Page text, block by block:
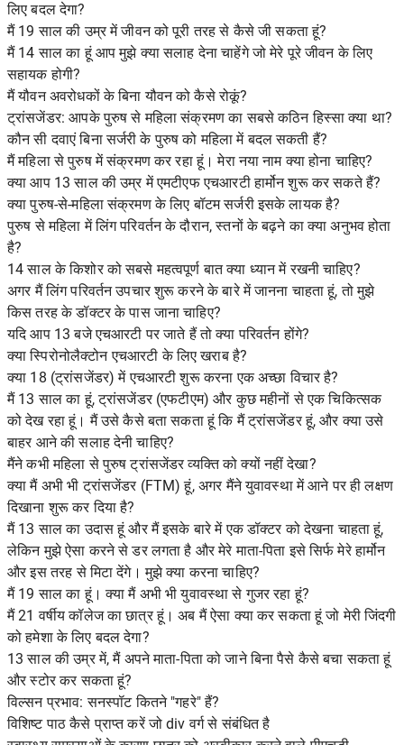
लिए बदल देगा?
मैं 19 साल की उम्र में जीवन को पूरी तरह से कैसे जी सकता हूं?
मैं 14 साल का हूं आप मुझे क्या सलाह देना चाहेंगे जो मेरे पूरे जीवन के लिए
सहायक होगी?
मैं यौवन अवरोधकों के बिना यौवन को कैसे रोकूं?
ट्रांसजेंडर: आपके पुरुष से महिला संक्रमण का सबसे कठिन हिस्सा क्या था?
कौन सी दवाएं बिना सर्जरी के पुरुष को महिला में बदल सकती हैं?
मैं महिला से पुरुष में संक्रमण कर रहा हूं। मेरा नया नाम क्या होना चाहिए?
क्या आप 13 साल की उम्र में एमटीएफ एचआरटी हार्मोन शुरू कर सकते हैं?
क्या पुरुष-से-महिला संक्रमण के लिए बॉटम सर्जरी इसके लायक है?
पुरुष से महिला में लिंग परिवर्तन के दौरान, स्तनों के बढ़ने का क्या अनुभव होता
है?
14 साल के किशोर को सबसे महत्वपूर्ण बात क्या ध्यान में रखनी चाहिए?
अगर मैं लिंग परिवर्तन उपचार शुरू करने के बारे में जानना चाहता हूं, तो मुझे
किस तरह के डॉक्टर के पास जाना चाहिए?
यदि आप 13 बजे एचआरटी पर जाते हैं तो क्या परिवर्तन होंगे?
क्या स्पिरोनोलैक्टोन एचआरटी के लिए खराब है?
क्या 18 (ट्रांसजेंडर) में एचआरटी शुरू करना एक अच्छा विचार है?
मैं 13 साल का हूं, ट्रांसजेंडर (एफटीएम) और कुछ महीनों से एक चिकित्सक
को देख रहा हूं। मैं उसे कैसे बता सकता हूं कि मैं ट्रांसजेंडर हूं, और क्या उसे
बाहर आने की सलाह देनी चाहिए?
मैंने कभी महिला से पुरुष ट्रांसजेंडर व्यक्ति को क्यों नहीं देखा?
क्या मैं अभी भी ट्रांसजेंडर (FTM) हूं, अगर मैंने युवावस्था में आने पर ही लक्षण
दिखाना शुरू कर दिया है?
मैं 13 साल का उदास हूं और मैं इसके बारे में एक डॉक्टर को देखना चाहता हूं,
लेकिन मुझे ऐसा करने से डर लगता है और मेरे माता-पिता इसे सिर्फ मेरे हार्मोन
और इस तरह से मिटा देंगे। मुझे क्या करना चाहिए?
मैं 19 साल का हूं। क्या मैं अभी भी युवावस्था से गुजर रहा हूं?
मैं 21 वर्षीय कॉलेज का छात्र हूं। अब मैं ऐसा क्या कर सकता हूं जो मेरी जिंदगी
को हमेशा के लिए बदल देगा?
13 साल की उम्र में, मैं अपने माता-पिता को जाने बिना पैसे कैसे बचा सकता हूं
और स्टोर कर सकता हूं?
विल्सन प्रभाव: सनस्पॉट कितने "गहरे" हैं?
विशिष्ट पाठ कैसे प्राप्त करें जो div वर्ग से संबंधित है